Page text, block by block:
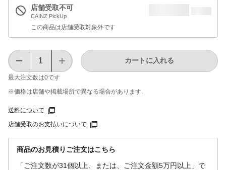
店舗受取不可
CAINZ PickUp
この商品は店舗受取対象外です
最大注文数は0です
カートに入れる
※価格は​店舗や​掲載場所で​異なる​場合が​あります。
送料について
店舗受取のお支払いについて
商品のお見積りご注文はこちら
「ご注文数が31個以上、または、ご注文金額5万円以上」で